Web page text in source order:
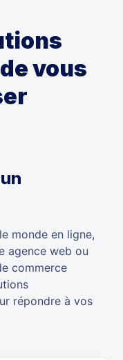
vous
monde en ligne,
agence web ou
commerce
répondre à vos